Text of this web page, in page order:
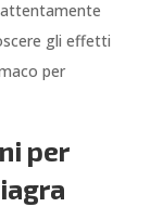
attentamente
gli effetti
per
per